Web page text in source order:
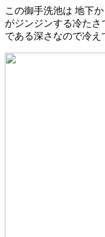
この御手洗池は 地下
がジンジンする冷たさ
である深さなので冷え